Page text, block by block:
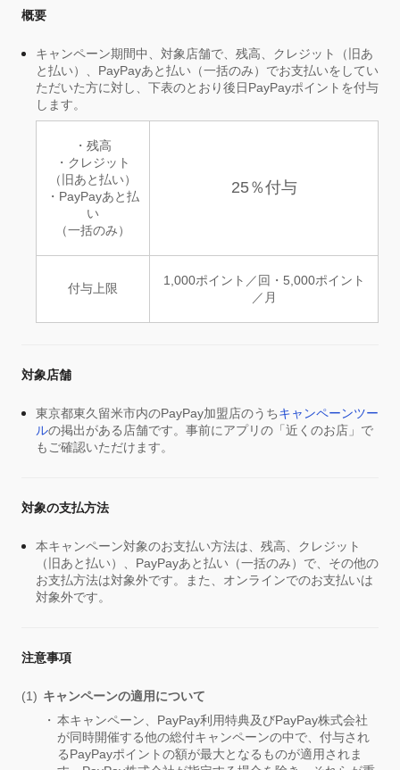
概要
キャンペーン期間中、対象店舗で、残高、クレジット（旧あ
と払い）、PayPayあと払い（一括のみ）でお支払いをしてい
ただいた方に対し、下表のとおり後日PayPayポイントを付与
します。
・残高
・クレジット
（旧あと払い）
・PayPayあと払
い
（一括のみ）
25％付与
付与上限
1,000ポイント／回・5,000ポイント
／月
対象店舗
東京都東久留米市内のPayPay加盟店のうちキャンペーンツー
ルの掲出がある店舗です。事前にアプリの「近くのお店」で
もご確認いただけます。
対象の支払方法
本キャンペーン対象のお支払い方法は、残高、クレジット
（旧あと払い）、PayPayあと払い（一括のみ）で、その他の
お支払方法は対象外です。また、オンラインでのお支払いは
対象外です。
注意事項
キャンペーンの適用について
本キャンペーン、PayPay利用特典及びPayPay株式会社
が同時開催する他の総付キャンペーンの中で、付与され
るPayPayポイントの額が最大となるものが適用されま